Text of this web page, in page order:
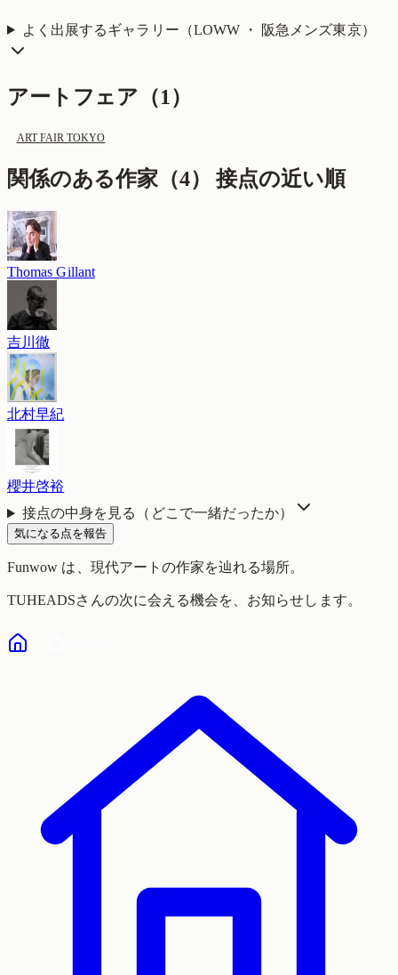
よく出展するギャラリー（LOWW ・ 阪急メンズ東京）
アートフェア（1）
ART FAIR TOKYO
関係のある作家（4） 接点の近い順
Thomas Gillant
吉川徹
北村早紀
櫻井啓裕
接点の中身を見る（どこで一緒だったか）
気になる点を報告
Funwow は、現代アートの作家を辿れる場所。
TUHEADSさんの次に会える機会を、お知らせします。